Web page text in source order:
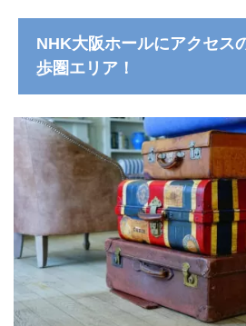
NHK大阪ホールにアクセス
歩圏エリア！